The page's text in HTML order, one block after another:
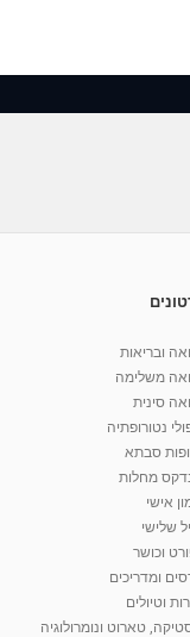
ובריאות
משלימה
סינית
נטורופתיה
סבתא
מחלות
אישי
שלישי
וכושר
ומדריכים
וטיולים
טארוט ונומרולוגיה